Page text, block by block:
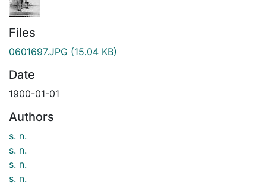
Files
0601697.JPG (15.04 KB)
Date
1900-01-01
Authors
s. n.
s. n.
s. n.
s. n.